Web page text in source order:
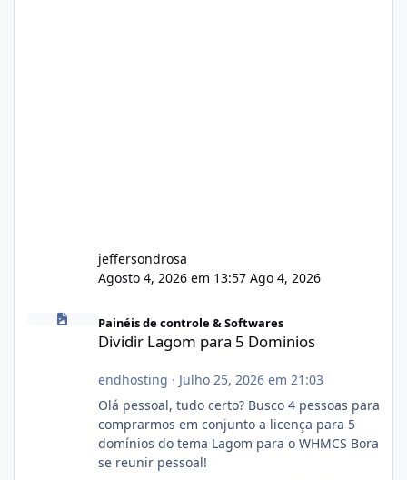
jeffersondrosa
Agosto 4, 2026 em 13:57 Ago 4, 2026
Dividir Lagom para 5 Dominios
Painéis de controle & Softwares
Dividir Lagom para 5 Dominios
endhosting · Julho 25, 2026 em 21:03
Olá pessoal, tudo certo? Busco 4 pessoas para
comprarmos em conjunto a licença para 5
domínios do tema Lagom para o WHMCS Bora
se reunir pessoal!